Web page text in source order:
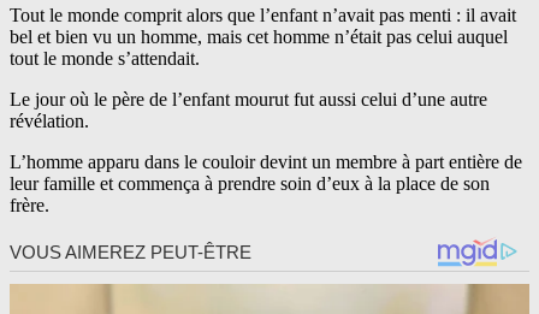
Tout le monde comprit alors que l’enfant n’avait pas menti : il avait
bel et bien vu un homme, mais cet homme n’était pas celui auquel
tout le monde s’attendait.
Le jour où le père de l’enfant mourut fut aussi celui d’une autre
révélation.
L’homme apparu dans le couloir devint un membre à part entière de
leur famille et commença à prendre soin d’eux à la place de son
frère.